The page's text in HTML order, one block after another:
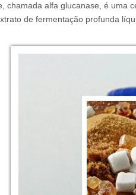
chamada alfa glucanase, é uma
de fermentação profunda